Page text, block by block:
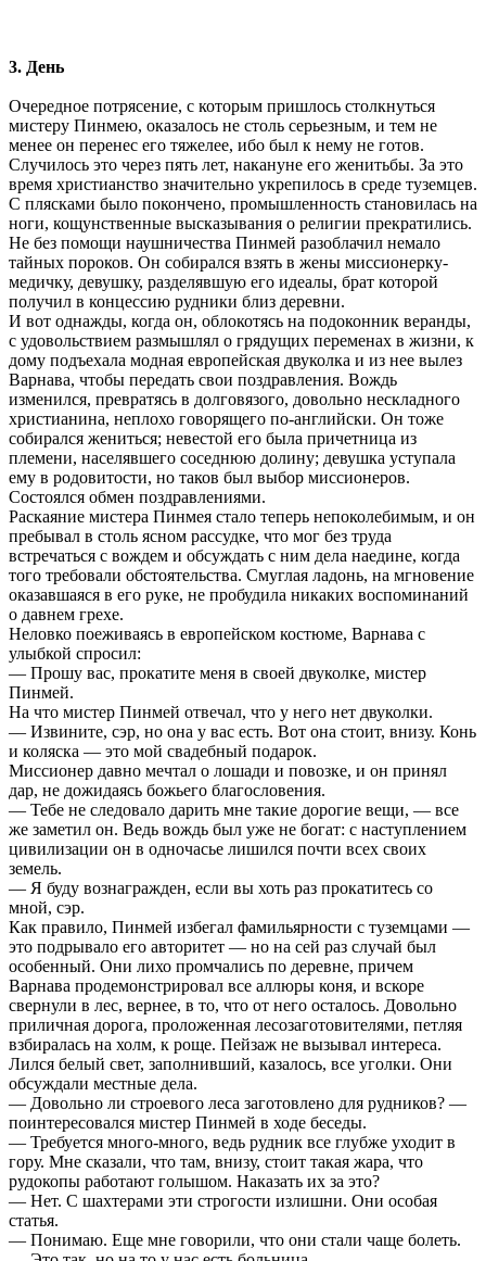
3. День
Очередное потрясение, с которым пришлось столкнуться
мистеру Пинмею, оказалось не столь серьезным, и тем не
менее он перенес его тяжелее, ибо был к нему не готов.
Случилось это через пять лет, накануне его женитьбы. За это
время христианство значительно укрепилось в среде туземцев.
С плясками было покончено, промышленность становилась на
ноги, кощунственные высказывания о религии прекратились.
Не без помощи наушничества Пинмей разоблачил немало
тайных пороков. Он собирался взять в жены миссионерку-
медичку, девушку, разделявшую его идеалы, брат которой
получил в концессию рудники близ деревни.
И вот однажды, когда он, облокотясь на подоконник веранды,
с удовольствием размышлял о грядущих переменах в жизни, к
дому подъехала модная европейская двуколка и из нее вылез
Варнава, чтобы передать свои поздравления. Вождь
изменился, превратясь в долговязого, довольно нескладного
христианина, неплохо говорящего по-английски. Он тоже
собирался жениться; невестой его была причетница из
племени, населявшего соседнюю долину; девушка уступала
ему в родовитости, но таков был выбор миссионеров.
Состоялся обмен поздравлениями.
Раскаяние мистера Пинмея стало теперь непоколебимым, и он
пребывал в столь ясном рассудке, что мог без труда
встречаться с вождем и обсуждать с ним дела наедине, когда
того требовали обстоятельства. Смуглая ладонь, на мгновение
оказавшаяся в его руке, не пробудила никаких воспоминаний
о давнем грехе.
Неловко поеживаясь в европейском костюме, Варнава с
улыбкой спросил:
— Прошу вас, прокатите меня в своей двуколке, мистер
Пинмей.
На что мистер Пинмей отвечал, что у него нет двуколки.
— Извините, сэр, но она у вас есть. Вот она стоит, внизу. Конь
и коляска — это мой свадебный подарок.
Миссионер давно мечтал о лошади и повозке, и он принял
дар, не дожидаясь божьего благословения.
— Тебе не следовало дарить мне такие дорогие вещи, — все
же заметил он. Ведь вождь был уже не богат: с наступлением
цивилизации он в одночасье лишился почти всех своих
земель.
— Я буду вознагражден, если вы хоть раз прокатитесь со
мной, сэр.
Как правило, Пинмей избегал фамильярности с туземцами —
это подрывало его авторитет — но на сей раз случай был
особенный. Они лихо промчались по деревне, причем
Варнава продемонстрировал все аллюры коня, и вскоре
свернули в лес, вернее, в то, что от него осталось. Довольно
приличная дорога, проложенная лесозаготовителями, петляя
взбиралась на холм, к роще. Пейзаж не вызывал интереса.
Лился белый свет, заполнивший, казалось, все уголки. Они
обсуждали местные дела.
— Довольно ли строевого леса заготовлено для рудников? —
поинтересовался мистер Пинмей в ходе беседы.
— Требуется много-много, ведь рудник все глубже уходит в
гору. Мне сказали, что там, внизу, стоит такая жара, что
рудокопы работают голышом. Наказать их за это?
— Нет. С шахтерами эти строгости излишни. Они особая
статья.
— Понимаю. Еще мне говорили, что они стали чаще болеть.